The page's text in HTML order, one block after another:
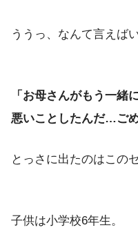
ううっ、なんて言えば
「お母さんがもう一緒
悪いことしたんだ…ごめ
とっさに出たのはこの
子供は小学校6年生。